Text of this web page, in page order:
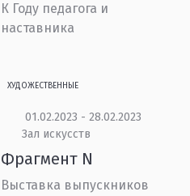
К Году педагога и
наставника
ХУДОЖЕСТВЕННЫЕ
01.02.2023 - 28.02.2023
Зал искусств
Фрагмент N
Выставка выпускников